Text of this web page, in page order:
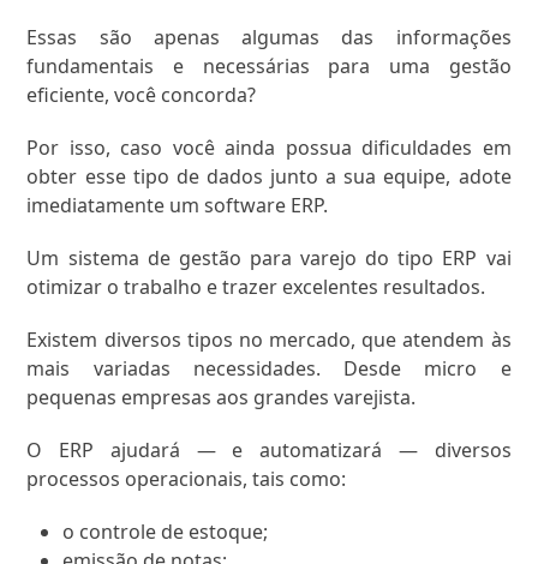
Essas são apenas algumas das informações
fundamentais e necessárias para uma gestão
eficiente, você concorda?
Por isso, caso você ainda possua dificuldades em
obter esse tipo de dados junto a sua equipe, adote
imediatamente um software ERP.
Um sistema de gestão para varejo do tipo ERP vai
otimizar o trabalho e trazer excelentes resultados.
Existem diversos tipos no mercado, que atendem às
mais variadas necessidades. Desde micro e
pequenas empresas aos grandes varejista.
O ERP ajudará — e automatizará — diversos
processos operacionais, tais como:
o controle de estoque;